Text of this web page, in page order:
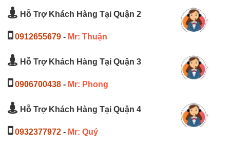
Hỗ Trợ Khách Hàng Tại Quận 2
0912655679 - Mr: Thuận
Hỗ Trợ Khách Hàng Tại Quận 3
0906700438 - Mr: Phong
Hỗ Trợ Khách Hàng Tại Quận 4
0932377972 - Mr: Quý